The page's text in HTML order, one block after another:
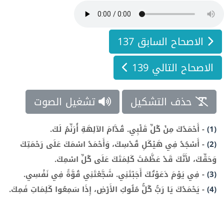
الاصحاح السابق 137
الاصحاح التالي 139
حذف التشكيل
تشغيل الصوت
(1)
- أَحْمَدُكَ مِنْ كُلِّ قَلْبِي. قُدَّامَ الآلِهَةِ أُرَنِّمُ لَكَ.
(2)
- أَسْجُدُ فِي هَيْكَلِ قُدْسِكَ، وَأَحْمَدُ اسْمَكَ عَلَى رَحْمَتِكَ
وَحَقِّكَ، لأَنَّكَ قَدْ عَظَّمْتَ كَلِمَتَكَ عَلَى كُلِّ اسْمِكَ.
(3)
- فِي يَوْمَ دَعَوْتُكَ أَجَبْتَنِي. شَجَّعْتَنِي قُوَّةً فِي نَفْسِي.
(4)
- يَحْمَدُكَ يَا رَبُّ كُلُّ مُلُوكِ الأَرْضِ، إِذَا سَمِعُوا كَلِمَاتِ فَمِكَ.